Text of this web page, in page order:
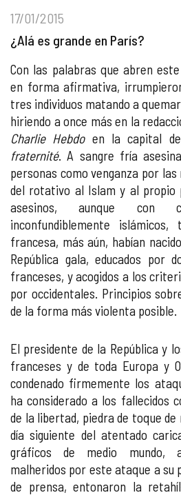
17/01/2015
¿Alá es grande en París?
Con las palabras que abren
en forma afirmativa,
tres individuos matando a
hiriendo a once más en la
Charlie Hebdoen la capital
fraternité. A sangre fría
personas como venganza por
del rotativo al Islam y al propio
asesinos, aunque con
inconfundiblemente islámicos,
francesa, más aún, habían
República gala, educados por
franceses, y acogidos a los
por occidentales. Principios
de la forma más violenta posible.
El presidente de la República y
franceses y de toda Europa y
condenado firmemente los
ha considerado a los fallecidos
de la libertad, piedra de toque de
día siguiente del atentado
gráficos de medio mundo,
malheridos por este ataque a su
de prensa, entonaron la